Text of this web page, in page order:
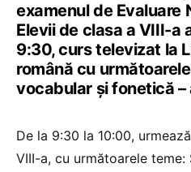
examenul de Evaluare
Elevii de clasa a VIII-a
9:30, curs televizat la
română cu
vocabular și fonetică –
De la 9:30 la 10:00,
VIII-a, cu următoarele teme: